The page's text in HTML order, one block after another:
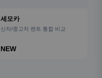
세모카
신차/중고차 렌트 통합 비교
NEW